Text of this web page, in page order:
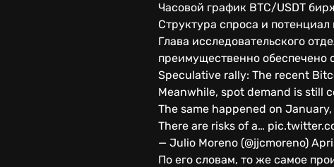
Часовой график BTC/USDT
Структура спроса и
Глава исследовательского
преимущественно обеспечено
Speculative rally: The recent
Meanwhile, spot demand is still
The same happened on
There are risks of a…
— Julio Moreno (@jjcmoreno)
По его словам, то же самое